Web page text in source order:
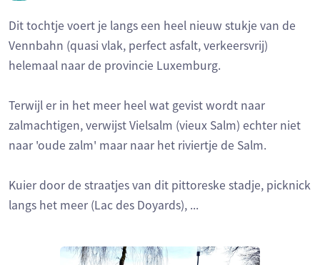
Dit tochtje voert je langs een heel nieuw stukje van de
Vennbahn (quasi vlak, perfect asfalt, verkeersvrij)
helemaal naar de provincie Luxemburg.
Terwijl er in het meer heel wat gevist wordt naar
zalmachtigen, verwijst Vielsalm (vieux Salm) echter niet
naar 'oude zalm' maar naar het riviertje de Salm.
Kuier door de straatjes van dit pittoreske stadje, picknick
langs het meer (Lac des Doyards), ...